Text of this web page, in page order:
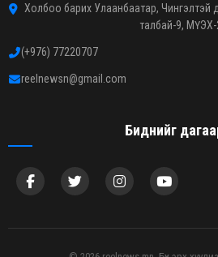
Холбоо барих Улаанбаатар, Чингэлтэй
талбай-9, МҮЭХ-
(+976) 77220707
reelnewsn@gmail.com
Биднийг